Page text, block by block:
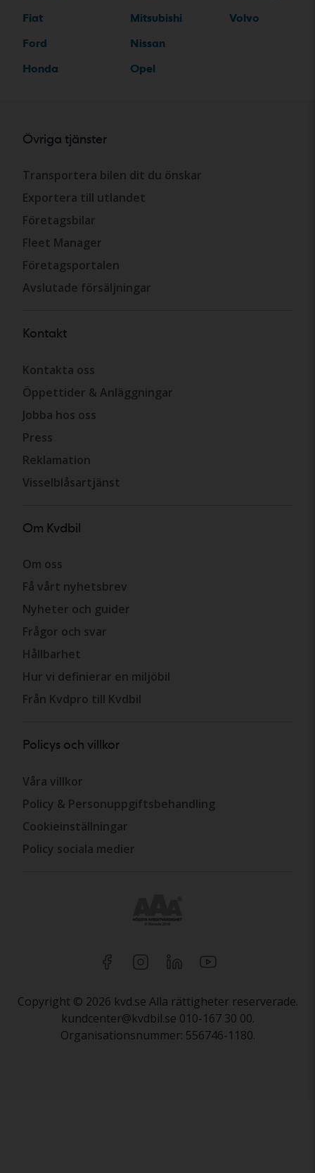
Fiat
Ford
Honda
Mitsubishi
Nissan
Opel
Volvo
Övriga tjänster
Transportera bilen dit du önskar
Exportera till utlandet
Företagsbilar
Fleet Manager
Företagsportalen
Avslutade försäljningar
Kontakt
Kontakta oss
Öppettider & Anläggningar
Jobba hos oss
Press
Reklamation
Visselblåsartjänst
Om Kvdbil
Om oss
Få vårt nyhetsbrev
Nyheter och guider
Frågor och svar
Hållbarhet
Hur vi definierar en miljöbil
Från Kvdpro till Kvdbil
Policys och villkor
Våra villkor
Policy & Personuppgiftsbehandling
Cookieinställningar
Policy sociala medier
Copyright © 2026 kvd.se Alla rättigheter reserverade.
kundcenter@kvdbil.se 010-167 30 00.
Organisationsnummer: 556746-1180.